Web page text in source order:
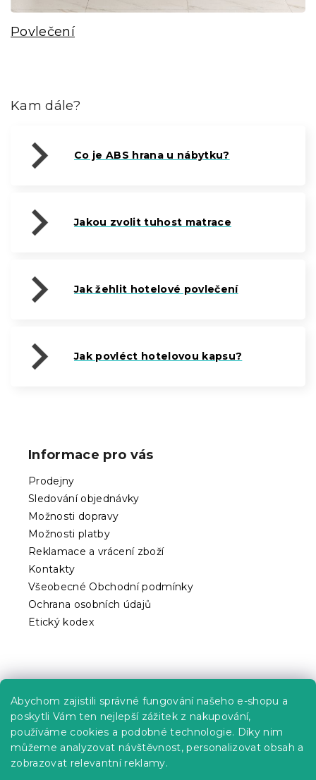
Abychom zajistili správné fungování našeho e-shopu a
poskytli Vám ten nejlepší zážitek z nakupování,
používáme cookies a podobné technologie. Díky nim
můžeme analyzovat návštěvnost, personalizovat obsah a
zobrazovat relevantní reklamy.
Povlečení
Kam dále?
Co je ABS hrana u nábytku?
Jakou zvolit tuhost matrace
Jak žehlit hotelové povlečení
Jak povléct hotelovou kapsu?
Informace pro vás
Prodejny
Sledování objednávky
Možnosti dopravy
Možnosti platby
Reklamace a vrácení zboží
Kontakty
Všeobecné Obchodní podmínky
Ochrana osobních údajů
Etický kodex
Kariéra
Poptávky a B2B spolupráce
Proč se u nás registrovat?